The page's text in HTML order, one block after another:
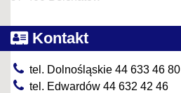
Kontakt
tel. Dolnośląskie 44 633 46 80
tel. Edwardów 44 632 42 46